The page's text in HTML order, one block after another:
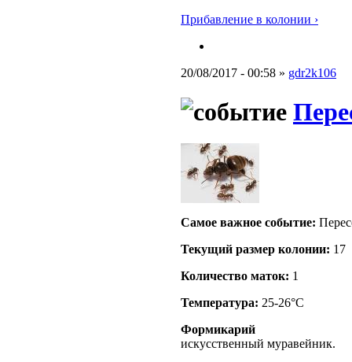
Прибавление в колонии ›
20/08/2017 - 00:58 » gdr2k106
Самое важное событие:
Текущий размер кoлонии: 17
Количество маток: 1
Температура: 25-26°C
Формикарий
искусственный муравейник.